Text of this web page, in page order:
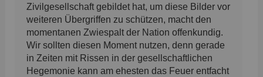
Zivilgesellschaft gebildet hat, um diese Bilder vor
weiteren Übergriffen zu schützen, macht den
momentanen Zwiespalt der Nation offenkundig.
Wir sollten diesen Moment nutzen, denn gerade
in Zeiten mit Rissen in der gesellschaftlichen
Hegemonie kann am ehesten das Feuer entfacht